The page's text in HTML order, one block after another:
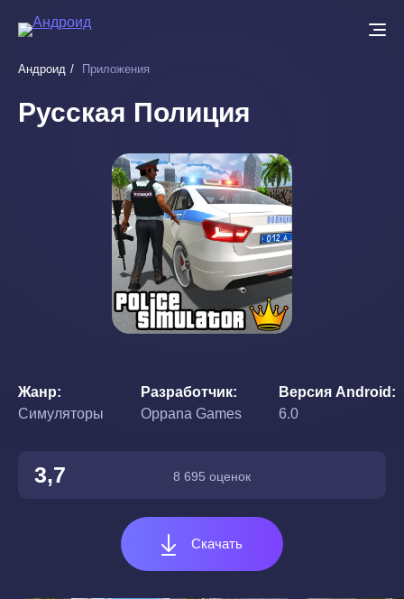
основному
Андроид Приложения
Русская Полиция
Жанр
Симуляторы
Разработчик
Oppana Games
Версия Android
6.0
3,7 8 695 оценок
Скачать